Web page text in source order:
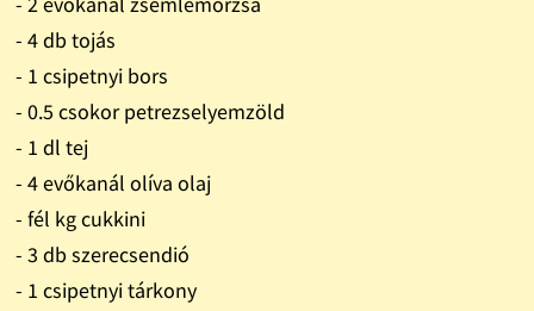
- 4 db tojás
- 1 csipetnyi bors
- 0.5 csokor petrezselyemzöld
- 1 dl tej
- 4 evőkanál olíva olaj
- fél kg cukkini
- 3 db szerecsendió
- 1 csipetnyi tárkony